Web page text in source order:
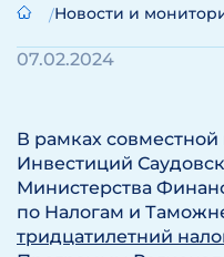
Новости и
07.02.2024
В рамках
Инвестиций
Министерства
по Налогам и
тридцатилетний